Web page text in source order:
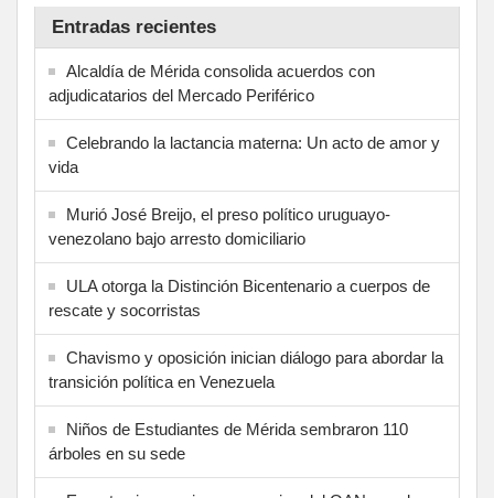
Entradas recientes
Alcaldía de Mérida consolida acuerdos con
adjudicatarios del Mercado Periférico
Celebrando la lactancia materna: Un acto de amor y
vida
Murió José Breijo, el preso político uruguayo-
venezolano bajo arresto domiciliario
ULA otorga la Distinción Bicentenario a cuerpos de
rescate y socorristas
Chavismo y oposición inician diálogo para abordar la
transición política en Venezuela
Niños de Estudiantes de Mérida sembraron 110
árboles en su sede